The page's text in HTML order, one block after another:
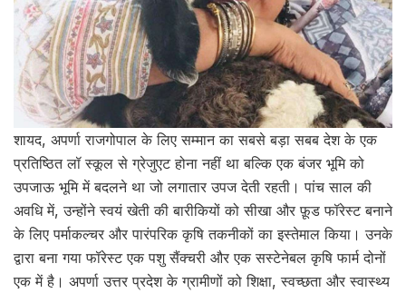
शायद, अपर्णा राजगोपाल के लिए सम्मान का सबसे बड़ा सबब देश के एक
प्रतिष्ठित लॉ स्कूल से ग्रेजुएट होना नहीं था बल्कि एक बंजर भूमि को
उपजाऊ भूमि में बदलने था जो लगातार उपज देती रहती। पांच साल की
अवधि में, उन्होंने स्वयं खेती की बारीकियों को सीखा और फ़ूड फॉरेस्ट बनाने
के लिए पर्माकल्चर और पारंपरिक कृषि तकनीकों का इस्तेमाल किया। उनके
द्वारा बना गया फॉरेस्ट एक पशु सैंक्चरी और एक सस्टेनेबल कृषि फार्म दोनों
एक में है। अपर्णा उत्तर प्रदेश के ग्रामीणों को शिक्षा, स्वच्छता और स्वास्थ्य